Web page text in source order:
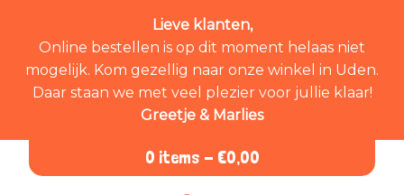
Lieve klanten,
Online bestellen is op dit moment helaas niet
mogelijk. Kom gezellig naar onze winkel in Uden.
Daar staan we met veel plezier voor jullie klaar!
Greetje & Marlies
0 items - €0,00